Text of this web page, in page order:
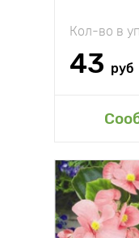
Кол-во в
43 руб
Высота
Растояние